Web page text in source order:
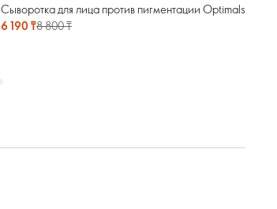
Сыворотка для лица против пигментации Optimals
6 190 ₸8 800 ₸